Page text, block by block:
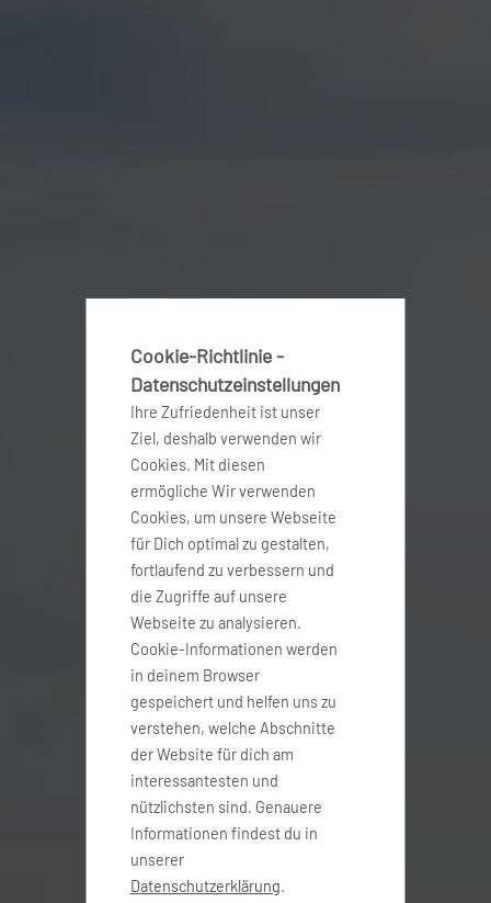
Cookie-Richtlinie -
Datenschutzeinstellungen
Ihre Zufriedenheit ist unser
Ziel, deshalb verwenden wir
Cookies. Mit diesen
ermögliche Wir verwenden
Cookies, um unsere Webseite
für Dich optimal zu gestalten,
fortlaufend zu verbessern und
die Zugriffe auf unsere
Webseite zu analysieren.
Cookie-Informationen werden
in deinem Browser
gespeichert und helfen uns zu
verstehen, welche Abschnitte
der Website für dich am
interessantesten und
nützlichsten sind. Genauere
Informationen findest du in
unserer
Datenschutzerklärung.